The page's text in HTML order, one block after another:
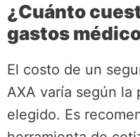
¿Cuánto
gastos
El costo de un
AXA varía según la
elegido. Es